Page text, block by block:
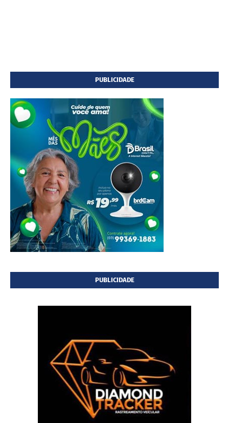
PUBLICIDADE
PUBLICIDADE